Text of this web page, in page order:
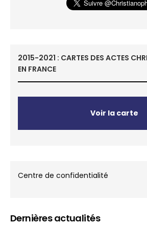
2015-2021 : CARTES DES ACTES
EN FRANCE
Voir la carte
Centre de confidentialité
Dernières actualités